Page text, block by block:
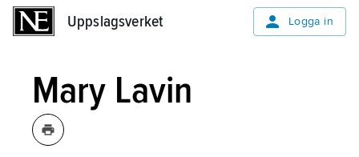
Uppslagsverket Logga in
Mary Lavin